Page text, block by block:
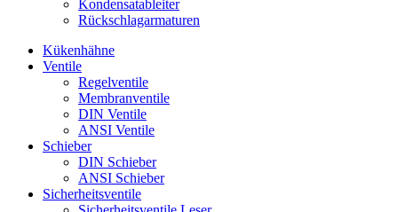
Kondensatableiter
Rückschlagarmaturen
Kükenhähne
Ventile
Regelventile
Membranventile
DIN Ventile
ANSI Ventile
Schieber
DIN Schieber
ANSI Schieber
Sicherheitsventile